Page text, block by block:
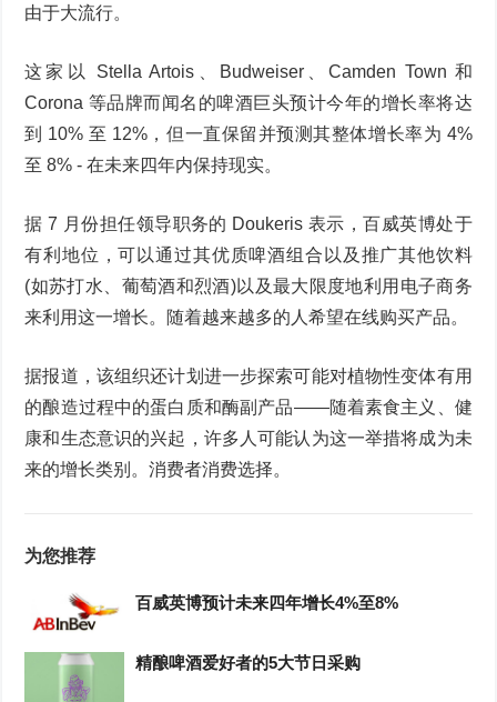
由于大流行。
这家以 Stella Artois、Budweiser、Camden Town 和
Corona 等品牌而闻名的啤酒巨头预计今年的增长率将达
到 10% 至 12%，但一直保留并预测其整体增长率为 4%
至 8% - 在未来四年内保持现实。
据 7 月份担任领导职务的 Doukeris 表示，百威英博处于
有利地位，可以通过其优质啤酒组合以及推广其他饮料
(如苏打水、葡萄酒和烈酒)以及最大限度地利用电子商务
来利用这一增长。随着越来越多的人希望在线购买产品。
据报道，该组织还计划进一步探索可能对植物性变体有用
的酿造过程中的蛋白质和酶副产品——随着素食主义、健
康和生态意识的兴起，许多人可能认为这一举措将成为未
来的增长类别。消费者消费选择。
为您推荐
百威英博预计未来四年增长4%至8%
精酿啤酒爱好者的5大节日采购